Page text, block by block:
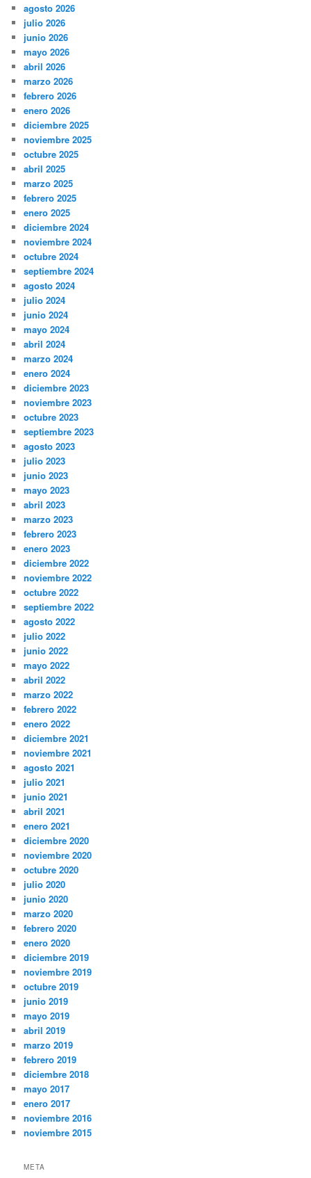
agosto 2026
julio 2026
junio 2026
mayo 2026
abril 2026
marzo 2026
febrero 2026
enero 2026
diciembre 2025
noviembre 2025
octubre 2025
abril 2025
marzo 2025
febrero 2025
enero 2025
diciembre 2024
noviembre 2024
octubre 2024
septiembre 2024
agosto 2024
julio 2024
junio 2024
mayo 2024
abril 2024
marzo 2024
enero 2024
diciembre 2023
noviembre 2023
octubre 2023
septiembre 2023
agosto 2023
julio 2023
junio 2023
mayo 2023
abril 2023
marzo 2023
febrero 2023
enero 2023
diciembre 2022
noviembre 2022
octubre 2022
septiembre 2022
agosto 2022
julio 2022
junio 2022
mayo 2022
abril 2022
marzo 2022
febrero 2022
enero 2022
diciembre 2021
noviembre 2021
agosto 2021
julio 2021
junio 2021
abril 2021
enero 2021
diciembre 2020
noviembre 2020
octubre 2020
julio 2020
junio 2020
marzo 2020
febrero 2020
enero 2020
diciembre 2019
noviembre 2019
octubre 2019
junio 2019
mayo 2019
abril 2019
marzo 2019
febrero 2019
diciembre 2018
mayo 2017
enero 2017
noviembre 2016
noviembre 2015
META